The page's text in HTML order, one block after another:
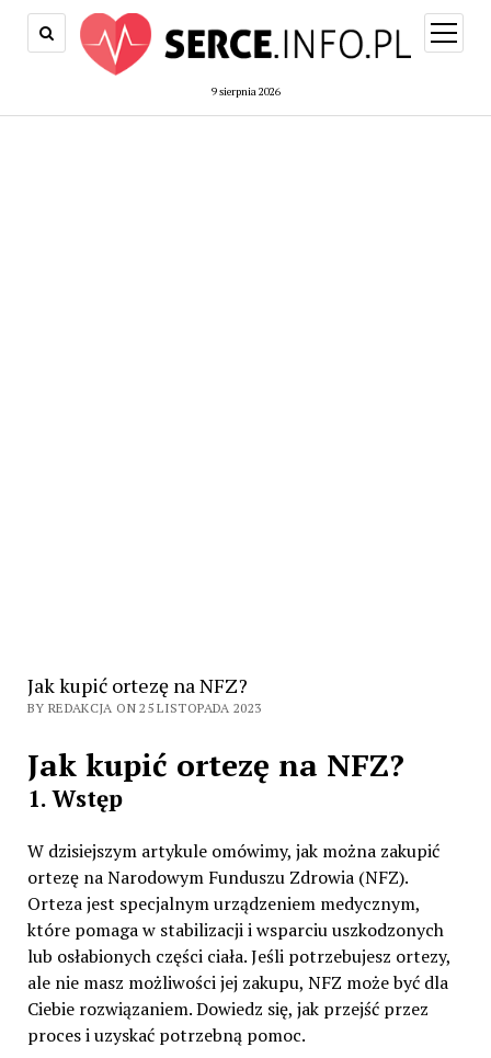
9 sierpnia 2026
open
menu
Jak kupić ortezę na NFZ?
BY REDAKCJA ON 25 LISTOPADA 2023
Jak kupić ortezę na NFZ?
1. Wstęp
W dzisiejszym artykule omówimy, jak można zakupić
ortezę na Narodowym Funduszu Zdrowia (NFZ).
Orteza jest specjalnym urządzeniem medycznym,
które pomaga w stabilizacji i wsparciu uszkodzonych
lub osłabionych części ciała. Jeśli potrzebujesz ortezy,
ale nie masz możliwości jej zakupu, NFZ może być dla
Ciebie rozwiązaniem. Dowiedz się, jak przejść przez
proces i uzyskać potrzebną pomoc.